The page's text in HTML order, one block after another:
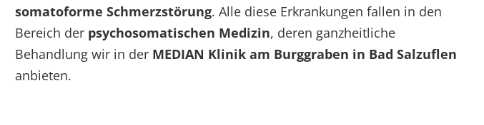
somatoforme Schmerzstörung. Alle diese Erkrankungen fallen in den
Bereich der psychosomatischen Medizin, deren ganzheitliche
Behandlung wir in der MEDIAN Klinik am Burggraben in Bad Salzuflen
anbieten.